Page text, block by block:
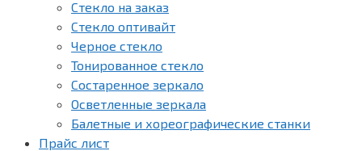
Стекло на заказ
Стекло оптивайт
Черное стекло
Тонированное стекло
Состаренное зеркало
Осветленные зеркала
Балетные и хореографические станки
Прайс лист